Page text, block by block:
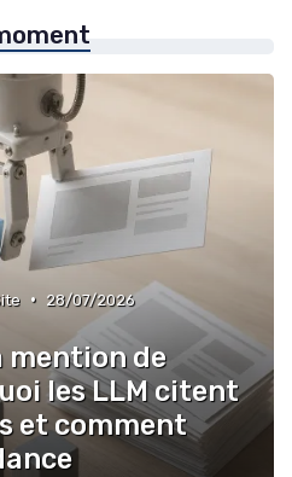
• 28/07/2026
mention de
les LLM citent
et comment